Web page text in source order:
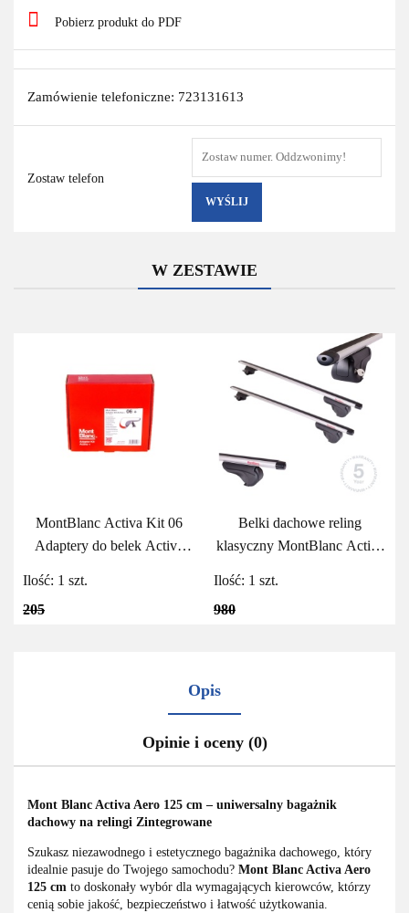
Pobierz produkt do PDF
Zamówienie telefoniczne: 723131613
Zostaw telefon
WYŚLIJ
W ZESTAWIE
MontBlanc Activa Kit 06
Adaptery do belek Activa
205
Ilość: 1 szt.
Belki dachowe reling
klasyczny MontBlanc Activa
980
Ilość: 1 szt.
Opis
Opinie i oceny (0)
Mont Blanc Activa Aero 125 cm – uniwersalny bagażnik
dachowy na relingi Zintegrowane
Szukasz niezawodnego i estetycznego bagażnika dachowego, który
idealnie pasuje do Twojego samochodu? Mont Blanc Activa Aero
125 cm to doskonały wybór dla wymagających kierowców, którzy
cenią sobie jakość, bezpieczeństwo i łatwość użytkowania.